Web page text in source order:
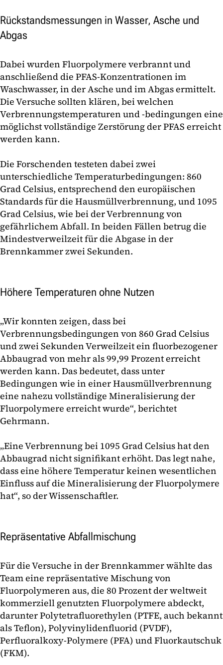
Rückstandsmessungen in Wasser, Asche und
Abgas
Dabei wurden Fluorpolymere verbrannt und
anschließend die PFAS-Konzentrationen im
Waschwasser, in der Asche und im Abgas ermittelt.
Die Versuche sollten klären, bei welchen
Verbrennungstemperaturen und -bedingungen eine
möglichst vollständige Zerstörung der PFAS erreicht
werden kann.
Die Forschenden testeten dabei zwei
unterschiedliche Temperaturbedingungen: 860
Grad Celsius, entsprechend den europäischen
Standards für die Hausmüllverbrennung, und 1095
Grad Celsius, wie bei der Verbrennung von
gefährlichem Abfall. In beiden Fällen betrug die
Mindestverweilzeit für die Abgase in der
Brennkammer zwei Sekunden.
Höhere Temperaturen ohne Nutzen
„Wir konnten zeigen, dass bei
Verbrennungsbedingungen von 860 Grad Celsius
und zwei Sekunden Verweilzeit ein fluorbezogener
Abbaugrad von mehr als 99,99 Prozent erreicht
werden kann. Das bedeutet, dass unter
Bedingungen wie in einer Hausmüllverbrennung
eine nahezu vollständige Mineralisierung der
Fluorpolymere erreicht wurde“, berichtet
Gehrmann.
„Eine Verbrennung bei 1095 Grad Celsius hat den
Abbaugrad nicht signifikant erhöht. Das legt nahe,
dass eine höhere Temperatur keinen wesentlichen
Einfluss auf die Mineralisierung der Fluorpolymere
hat“, so der Wissenschaftler.
Repräsentative Abfallmischung
Für die Versuche in der Brennkammer wählte das
Team eine repräsentative Mischung von
Fluorpolymeren aus, die 80 Prozent der weltweit
kommerziell genutzten Fluorpolymere abdeckt,
darunter Polytetrafluorethylen (PTFE, auch bekannt
als Teflon), Polyvinylidenfluorid (PVDF),
Perfluoralkoxy-Polymere (PFA) und Fluorkautschuk
(FKM).